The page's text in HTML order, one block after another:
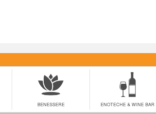
BENESSERE ENOTECHE & WINE BAR